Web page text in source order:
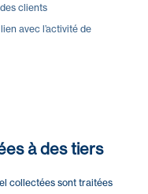
clients
avec l’activité de
à des tiers
collectées sont traitées